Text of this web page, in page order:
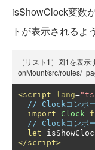
isShowClock変数
トが表示されるよ
［リスト1］図1を表
onMount/src/routes/
<script lang=
// Clockコンポー
import
Clock
// Clockコンポー
let
</script>